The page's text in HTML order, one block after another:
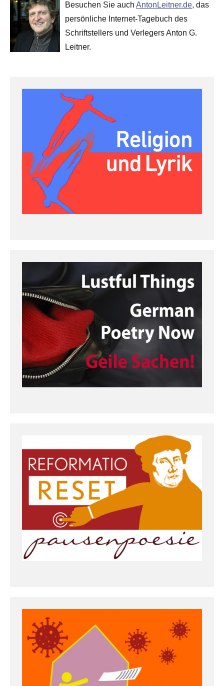
Besuchen Sie auch AntonLeitner.de, das
persönliche Internet-Tagebuch des
Schriftstellers und Verlegers Anton G.
Leitner.